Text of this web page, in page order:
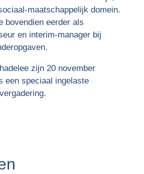
maatschappelijk domein.
bovendien eerder als
en interim-manager bij
zijn 20 november
een speciaal ingelaste